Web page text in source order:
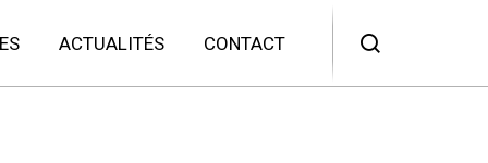
ACTUALITÉS CONTACT